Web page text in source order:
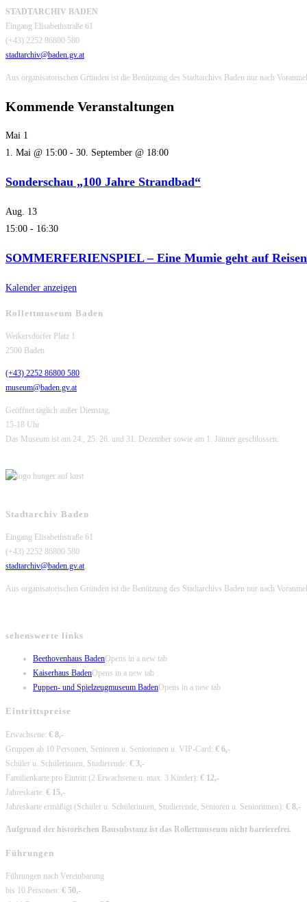
STADTARCHIV BADEN
Eingang Elisabethstraße 61
(+43) 2252 86800 580
stadtarchiv@baden.gv.at
Aus organisatorischen Gründen ist die Benützung des Stadtarchivs Baden nur nach
Kommende Veranstaltungen
Mai 1
1. Mai @ 15:00 - 30. September @ 18:00
Sonderschau „100 Jahre Strandbad“
Aug. 13
15:00 - 16:30
SOMMERFERIENSPIEL – Eine Mumie geht auf
Kalender anzeigen
Rollettmuseum Baden
Weikersdorfer Platz 1
2500 Baden
(+43) 2252 86800 580
museum@baden.gv.at
Geöffnet täglich außer Dienstag,
15-18 Uhr
Das Museum ist am 24., 25. 26. und 31. Dezember sowie am 1. Jänner geschlossen.
Stadtarchiv Baden
Eingang Elisabethstraße 61
(+43) 2252 86800 580
stadtarchiv@baden.gv.at
Aus organisatorischen Gründen ist die Benützung des Stadtarchivs Baden nur nach
sehenswerte links
Beethovenhaus BadenOpens in a new tab
Kaiserhaus BadenOpens in a new tab
Puppen- und Spielzeugmuseum BadenOpens in a new tab
Eintrittspreise
Erwachsene: € 8,-
Gruppen ab 10 Personen, Senioren u. Seniorinnen u. VIP-Card: € 6,-
Schüler u. Schülerinnen, Studierende: € 3,-
Familienkarte pro Eintritt (2 Erwachsene u. max. 3 Kinder): € 12,-
Jahreskarte: € 15,-
Jahreskarte ermäßigt (Schüler u. Schülerinnen, Studierende, Senioren u. Seniorinnen): € 8,-
Aufgrund der historischen Bausubstanz ist das Rollettmuseum nicht barrierefrei.
Führungen
Führungen nach Vereinbarung
bis 10 Personen: € 50,-